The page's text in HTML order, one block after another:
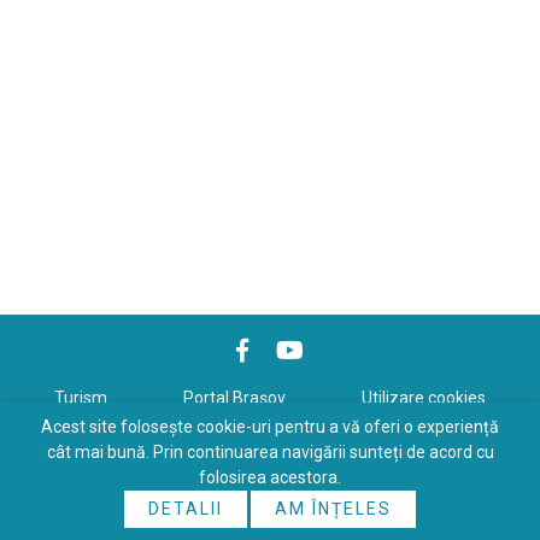
Turism Portal Braşov Utilizare cookies
Politică de confidenţialitate
Copyrights © 2026 All Rights Reserved. Powered by
Online
Acest site folosește cookie-uri pentru a vă oferi o experiență
cât mai bună. Prin continuarea navigării sunteți de acord cu
folosirea acestora.
DETALII
AM ÎNȚELES